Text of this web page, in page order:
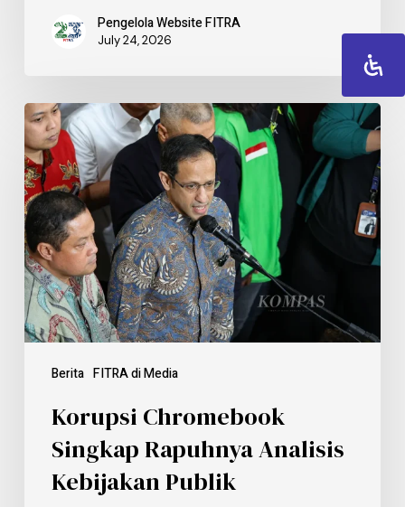
Pengelola Website FITRA
July 24, 2026
Berita FITRA di Media
Korupsi Chromebook
Singkap Rapuhnya Analisis
Kebijakan Publik